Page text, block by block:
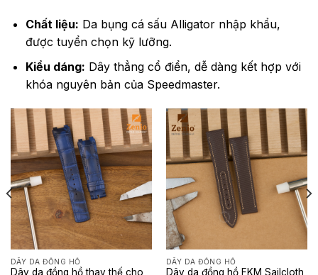
Chất liệu: Da bụng cá sấu Alligator nhập khẩu,
được tuyển chọn kỹ lưỡng.
Kiểu dáng: Dây thẳng cổ điển, dễ dàng kết hợp với
khóa nguyên bản của Speedmaster.
DÂY DA ĐỒNG HỒ
Dây da đồng hồ thay thế cho
DÂY DA ĐỒNG HỒ
Dây da đồng hồ FKM Sailcloth